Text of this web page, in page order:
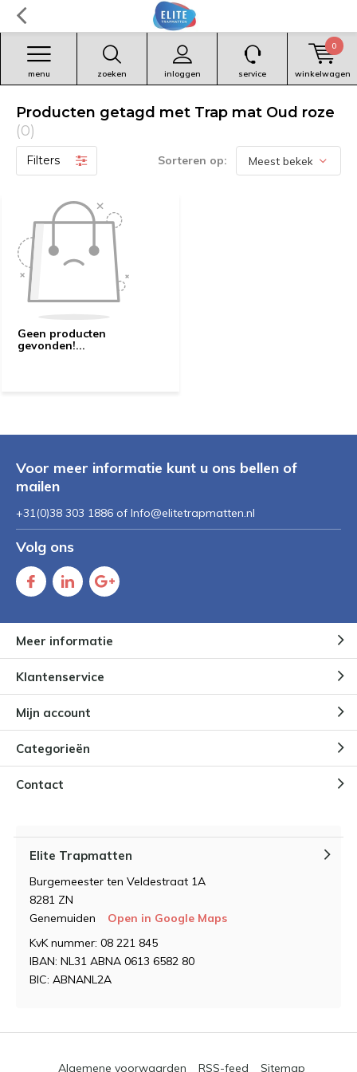
zoeken inloggen
menu service winkelwagen
0
Producten getagd met Trap mat Oud roze
(0)
Filters Sorteren op:
Geen producten
gevonden!...
Voor meer informatie kunt u ons bellen of
mailen
+31(0)38 303 1886 of Info@elitetrapmatten.nl
Volg ons
Meer informatie
Klantenservice
Mijn account
Categorieën
Contact
Elite Trapmatten
Burgemeester ten Veldestraat 1A
8281 ZN
Genemuiden
Open in Google Maps
KvK nummer: 08 221 845
IBAN: NL31 ABNA 0613 6582 80
BIC: ABNANL2A
Algemene voorwaarden RSS-feed Sitemap